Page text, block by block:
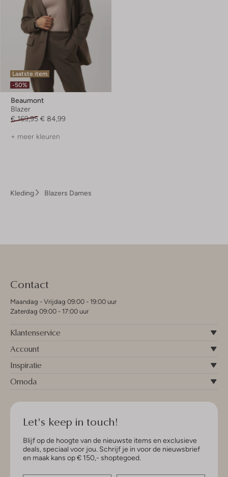
Laatste item
-50%
Beaumont
Blazer
€ 169,95 € 84,99
+ meer kleuren
Kleding Blazers Dames
Contact
Maandag - Vrijdag 09:00 - 19:00 uur
Zaterdag 09:00 - 17:00 uur
Klantenservice
Account
Inspiratie
Omoda
Let's keep in touch!
Blijf op de hoogte van de nieuwste items en exclusieve
deals, speciaal voor jou. Schrijf je in voor de nieuwsbrief
en maak kans op € 150,- shoptegoed.